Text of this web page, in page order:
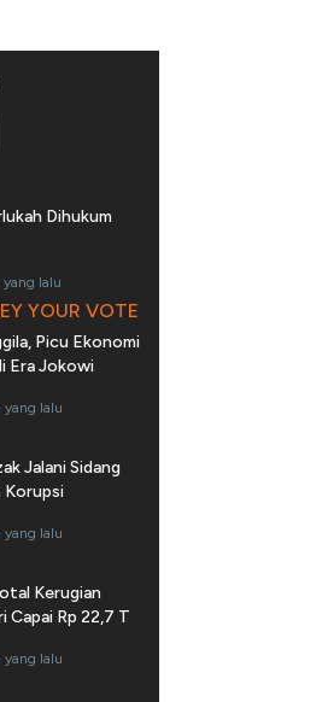
Dihukum
lalu
YOUR VOTE
Picu Ekonomi
Era Jokowi
yang lalu
Jalani Sidang
Korupsi
yang lalu
Kerugian
Capai Rp 22,7 T
yang lalu